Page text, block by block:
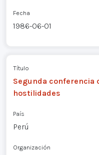
Fecha
1986-06-01
Título
Segunda conferencia
hostilidades
País
Perú
Organización